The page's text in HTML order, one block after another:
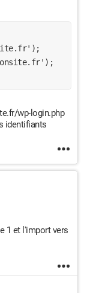
wp-login.php
identifiants
1 et l'import vers